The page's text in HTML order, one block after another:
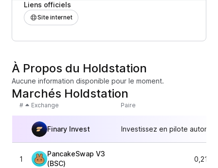
Liens officiels
Site internet
À Propos du Holdstation
Aucune information disponible pour le moment.
Marchés Holdstation
# Exchange Paire
Finary Invest Investissez en pilote
1
PancakeSwap V3
(BSC)